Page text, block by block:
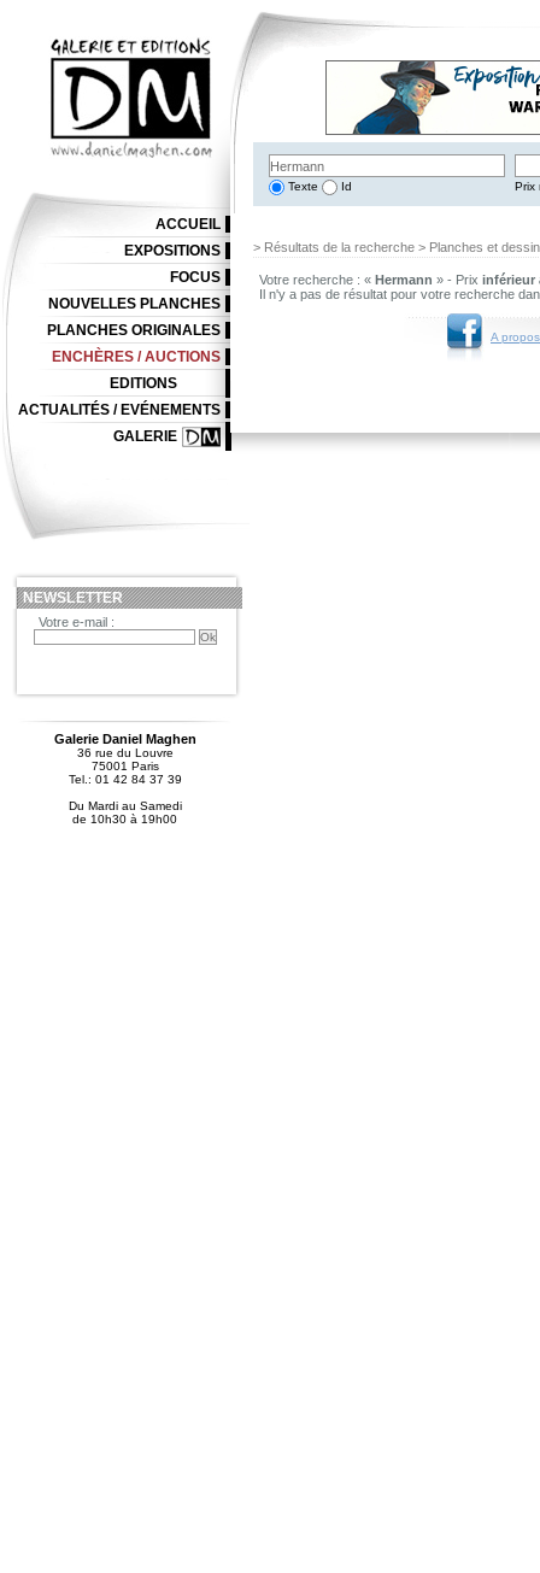
Texte Id Prix
> Résultats de la recherche > Planches et
Votre recherche : « Hermann » - Prix inférieur
Il n'y a pas de résultat pour votre recherche
A
ACCUEIL
EXPOSITIONS
FOCUS
NOUVELLES PLANCHES
PLANCHES ORIGINALES
ENCHÈRES / AUCTIONS
EDITIONS
ACTUALITÉS / EVÉNEMENTS
GALERIE
NEWSLETTER
Votre e-mail :
Galerie Daniel Maghen
36 rue du Louvre
75001 Paris
Tel.: 01 42 84 37 39
Du Mardi au Samedi
de 10h30 à 19h00